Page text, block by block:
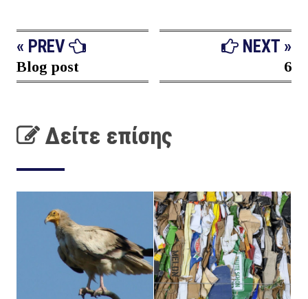
« PREV
Blog post
NEXT »
6
Δείτε επίσης